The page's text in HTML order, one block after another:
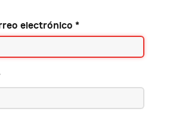
electrónico *